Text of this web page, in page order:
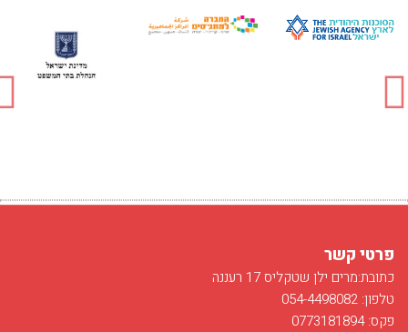
פרטי קשר
כתובת:מרים ילן שטקליס 17 רעננה